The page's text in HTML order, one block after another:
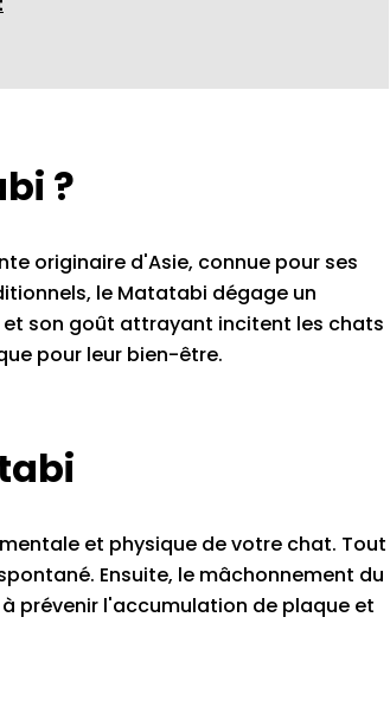
?
originaire d'Asie, connue pour ses
le Matatabi dégage un
et son goût attrayant incitent les chats
pour leur bien-être.
et physique de votre chat. Tout
Ensuite, le mâchonnement du
prévenir l'accumulation de plaque et